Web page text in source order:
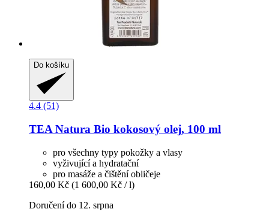
Do košíku
4.4 (51)
TEA Natura Bio kokosový olej, 100 ml
pro všechny typy pokožky a vlasy
vyživující a hydratační
pro masáže a čištění obličeje
160,00 Kč (1 600,00 Kč / l)
Doručení do 12. srpna